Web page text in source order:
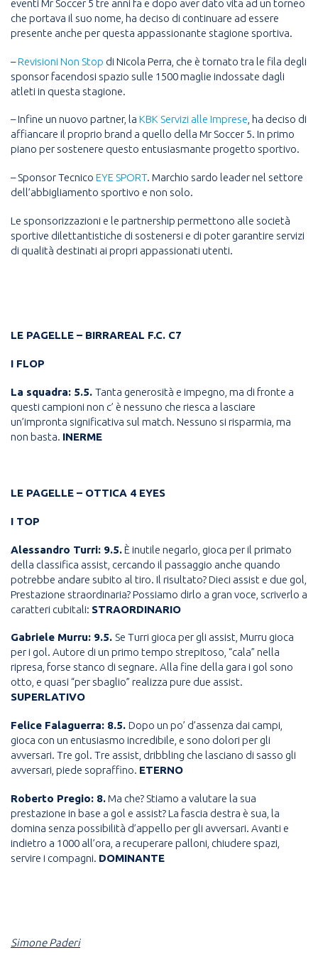
eventi Mr Soccer 5 tre anni fa e dopo aver dato vita ad un torneo
che portava il suo nome, ha deciso di continuare ad essere
presente anche per questa appassionante stagione sportiva.
–Revisioni Non Stop di Nicola Perra, che è tornato tra le fila degli
sponsor facendosi spazio sulle 1500 maglie indossate dagli
atleti in questa stagione.
– Infine un nuovo partner, la KBK Servizi alle Imprese , ha deciso di
affiancare il proprio brand a quello della Mr Soccer 5. In primo
piano per sostenere questo entusiasmante progetto sportivo.
– Sponsor Tecnico EYE SPORT. Marchio sardo leader nel settore
dell’abbigliamento sportivo e non solo.
Le sponsorizzazioni e le partnership permettono alle società
sportive dilettantistiche di sostenersi e di poter garantire servizi
di qualità destinati ai propri appassionati utenti.
LE PAGELLE – BIRRAREAL F.C. C7
I FLOP
La squadra: 5.5. Tanta generosità e impegno, ma di fronte a
questi campioni non c’ è nessuno che riesca a lasciare
un’impronta significativa sul match. Nessuno si risparmia, ma
non basta. INERME
LE PAGELLE – OTTICA 4 EYES
I TOP
Alessandro Turri: 9.5.È inutile negarlo, gioca per il primato
della classifica assist, cercando il passaggio anche quando
potrebbe andare subito al tiro. Il risultato? Dieci assist e due gol,
Prestazione straordinaria? Possiamo dirlo a gran voce, scriverlo a
caratteri cubitali: STRAORDINARIO
Gabriele Murru: 9.5. Se Turri gioca per gli assist, Murru gioca
per i gol. Autore di un primo tempo strepitoso, “cala” nella
ripresa, forse stanco di segnare. Alla fine della gara i gol sono
otto, e quasi “per sbaglio” realizza pure due assist.
SUPERLATIVO
Felice Falaguerra: 8.5. Dopo un po’ d’assenza dai campi,
gioca con un entusiasmo incredibile, e sono dolori per gli
avversari. Tre gol. Tre assist, dribbling che lasciano di sasso gli
avversari, piede sopraffino. ETERNO
Roberto Pregio: 8.Ma che? Stiamo a valutare la sua
prestazione in base a gol e assist? La fascia destra è sua, la
domina senza possibilità d’appello per gli avversari. Avanti e
indietro a 1000 all’ora, a recuperare palloni, chiudere spazi,
servire i compagni. DOMINANTE
Simone Paderi